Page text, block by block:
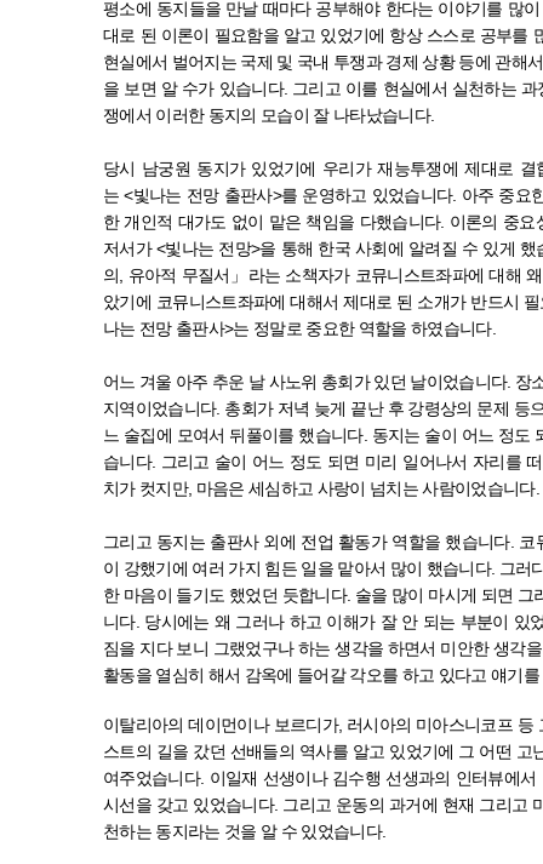
평소에 동지들을 만날 때마다 공부해야 한다는 이야기를 많
대로 된 이론이 필요함을 알고 있었기에 항상 스스로 공부를
현실에서 벌어지는 국제 및 국내 투쟁과 경제 상황 등에 관해
을 보면 알 수가 있습니다. 그리고 이를 현실에서 실천하는
쟁에서 이러한 동지의 모습이 잘 나타났습니다.
당시 남궁원 동지가 있었기에 우리가 재능투쟁에 제대로
는<빛나는 전망 출판사>를 운영하고 있었습니다. 아주 중요
한 개인적 대가도 없이 맡은 책임을 다했습니다. 이론의 중요
저서가<빛나는 전망>을 통해 한국 사회에 알려질 수 있게 했
의, 유아적 무질서 」 라는 소책자가 코뮤니스트좌파에 대해
았기에 코뮤니스트좌파에 대해서 제대로 된 소개가 반드시
나는 전망 출판사>는 정말로 중요한 역할을 하였습니다.
어느 겨울 아주 추운 날 사노위 총회가 있던 날이었습니다. 장
지역이었습니다. 총회가 저녁 늦게 끝난 후 강령상의 문제 등
느 술집에 모여서 뒤풀이를 했습니다. 동지는 술이 어느 정도
습니다. 그리고 술이 어느 정도 되면 미리 일어나서 자리를
치가 컷지만, 마음은 세심하고 사랑이 넘치는 사람이었습니다.
그리고 동지는 출판사 외에 전업 활동가 역할을 했습니다. 코
이 강했기에 여러 가지 힘든 일을 맡아서 많이 했습니다. 그러
한 마음이 들기도 했었던 듯합니다. 술을 많이 마시게 되면 그
니다. 당시에는 왜 그러나 하고 이해가 잘 안 되는 부분이 있
짐을 지다 보니 그랬었구나 하는 생각을 하면서 미안한 생각
활동을 열심히 해서 감옥에 들어갈 각오를 하고 있다고 얘기
이탈리아의 데이먼이나 보르디가, 러시아의 미아스니코프 등
스트의 길을 갔던 선배들의 역사를 알고 있었기에 그 어떤 고
여주었습니다. 이일재 선생이나 김수행 선생과의 인터뷰에
시선을 갖고 있었습니다. 그리고 운동의 과거에 현재 그리고
천하는 동지라는 것을 알 수 있었습니다.